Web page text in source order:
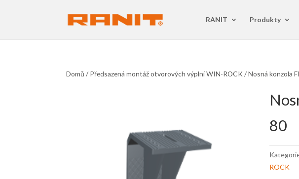
RANIT Produkty
Domů / Předsazená montáž otvorových výplní WIN-ROCK / Nosná konzola
80
ROCK